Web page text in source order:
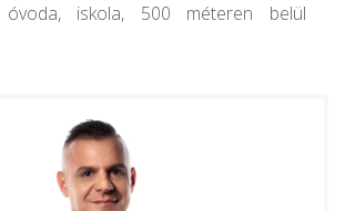
óvoda, iskola, 500 méteren belül